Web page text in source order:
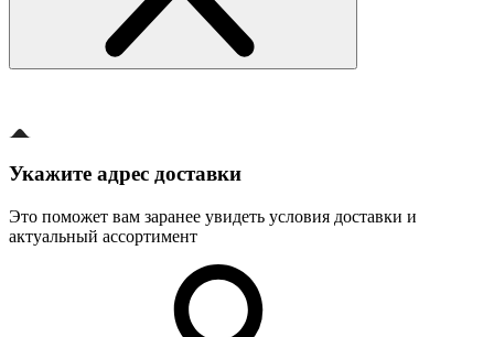
Укажите адрес доставки
Это поможет вам заранее увидеть условия доставки и
актуальный ассортимент